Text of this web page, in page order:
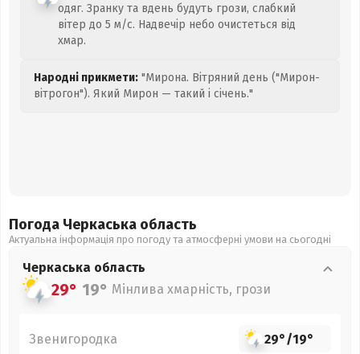
одяг. Зранку та вдень будуть грози, слабкий
вітер до 5 м/с. Надвечір небо очистеться від
хмар.
Народні прикмети: "Мирона. Вітряний день ("Мирон-
вітрогон"). Який Мирон — такий і січень."
Погода Черкаська область
Актуальна інформація про погоду та атмосферні умови на сьогодні
Черкаська область
29° 19° Мінлива хмарність, грози
Звенигородка 29°/19°